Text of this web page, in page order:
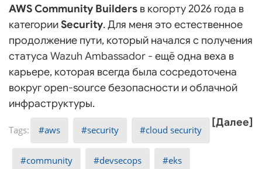
AWS Community Builders в когорту 2026 года в
категорииSecurity. Для меня это естественное
продолжение пути, который начался с получения
статуса Wazuh Ambassador - ещё одна веха в
карьере, которая всегда была сосредоточена
вокруг open-source безопасности и облачной
инфраструктуры.
[Далее]
aws security cloud security
community devsecops eks